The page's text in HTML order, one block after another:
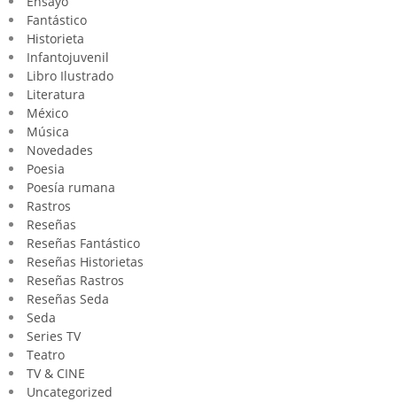
Fantástico
Historieta
Infantojuvenil
Libro Ilustrado
Literatura
México
Música
Novedades
Poesia
Poesía rumana
Rastros
Reseñas
Reseñas Fantástico
Reseñas Historietas
Reseñas Rastros
Reseñas Seda
Seda
Series TV
Teatro
TV & CINE
Uncategorized